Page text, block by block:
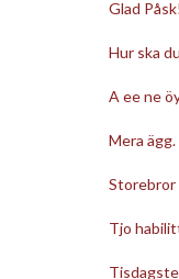
Glad Påsk!
Hur ska
A ee ne
Mera ägg.
Storebror
Tjo